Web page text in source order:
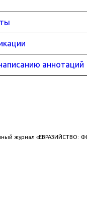
аннотаций
журнал